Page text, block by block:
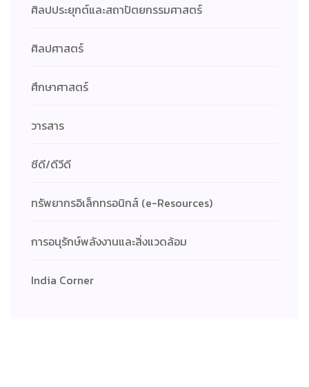
ศิลปประยุกต์และสถาปัตยกรรมศาสตร์
ศิลปศาสตร์
ศึกษาศาสตร์
วารสาร
ซีดี/ดีวีดี
ทรัพยากรอิเล็กทรอนิกส์ (e-Resources)
การอนุรักษ์พลังงานและสิ่งแวดล้อม
India Corner